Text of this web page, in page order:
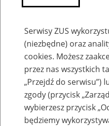
Szkolenia
Serwisy ZUS
(niezbędne) oraz
cookies. Możesz
przez nas wszystkich
„Przejdź do serwisu”)
zgody (przycisk
wybierzesz przycisk
będziemy